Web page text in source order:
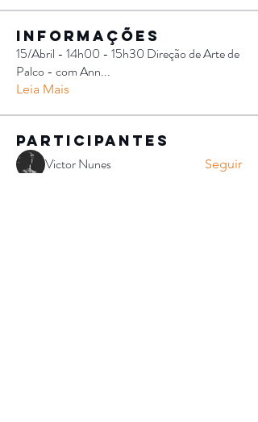
Informações
15/Abril - 14h00 - 15h30 Direção de Arte de
Palco - com Ann...
Leia Mais
Participantes
Victor Nunes
Seguir